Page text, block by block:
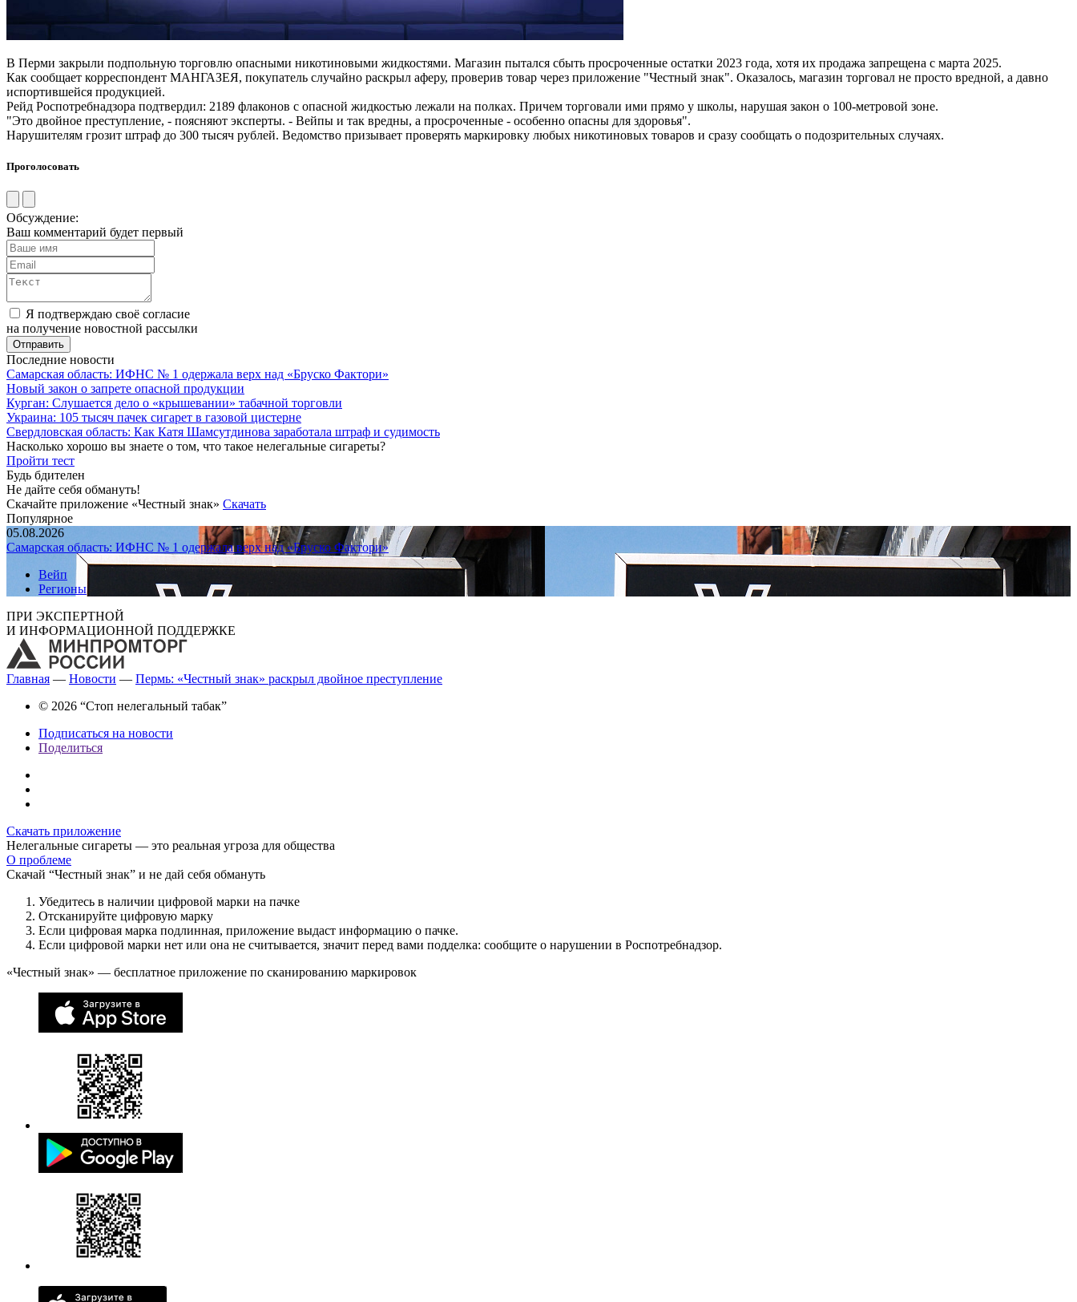
В Перми закрыли подпольную торговлю опасными никотиновыми жидкостями. Магазин пытался сбыть просроченные остатки 2023 года, хотя их продажа запрещена с марта 2025.
Как сообщает корреспондент МАНГАЗЕЯ, покупатель случайно раскрыл аферу, проверив товар через приложение "Честный знак". Оказалось, магазин торговал не просто вредной, а давно
испортившейся продукцией.
Рейд Роспотребнадзора подтвердил: 2189 флаконов с опасной жидкостью лежали на полках. Причем торговали ими прямо у школы, нарушая закон о 100-метровой зоне.
"Это двойное преступление, - поясняют эксперты. - Вейпы и так вредны, а просроченные - особенно опасны для здоровья".
Нарушителям грозит штраф до 300 тысяч рублей. Ведомство призывает проверять маркировку любых никотиновых товаров и сразу сообщать о подозрительных случаях.
Проголосовать
Обсуждение:
Ваш комментарий будет первый
Я подтверждаю своё согласие
на получение новостной рассылки
Последние новости
Самарская область: ИФНС № 1 одержала верх над «Бруско Фактори»
Новый закон о запрете опасной продукции
Курган: Слушается дело о «крышевании» табачной торговли
Украина: 105 тысяч пачек сигарет в газовой цистерне
Свердловская область: Как Катя Шамсутдинова заработала штраф и судимость
Насколько хорошо вы знаете о том, что такое нелегальные сигареты?
Пройти тест
Будь бдителен
Не дайте себя обмануть!
Скачайте приложение «Честный знак» Скачать
Популярное
05.08.2026
Самарская область: ИФНС № 1 одержала верх над «Бруско Фактори»
Вейп
Регионы
ПРИ ЭКСПЕРТНОЙ
И ИНФОРМАЦИОННОЙ ПОДДЕРЖКЕ
Главная — Новости — Пермь: «Честный знак» раскрыл двойное преступление
© 2026 “Стоп нелегальный табак”
Подписаться на новости
Поделиться
Скачать приложение
Нелегальные сигареты — это реальная угроза для общества
О проблеме
Скачай “Честный знак” и не дай себя обмануть
Убедитесь в наличии цифровой марки на пачке
Отсканируйте цифровую марку
Если цифровая марка подлинная, приложение выдаст информацию о пачке.
Если цифровой марки нет или она не считывается, значит перед вами подделка: сообщите о нарушении в Роспотребнадзор.
«Честный знак» — бесплатное приложение по сканированию маркировок